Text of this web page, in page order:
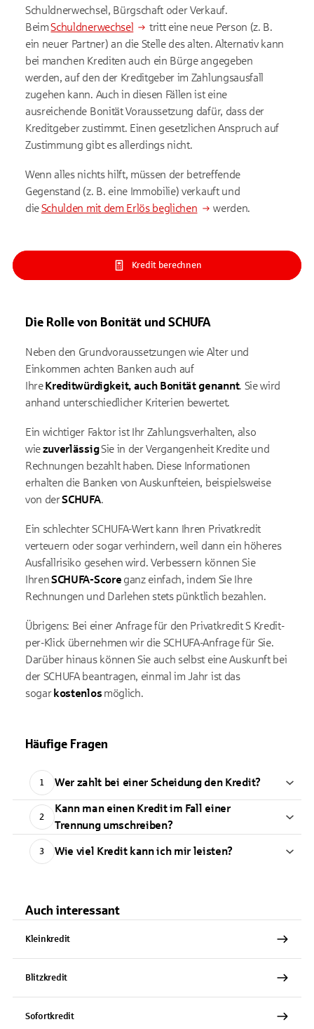
Schuldnerwechsel, Bürgschaft oder Verkauf.
BeimSchuldnerwechsel
tritt eine neue Person (z. B.
ein neuer Partner) an die Stelle des alten. Alternativ kann
bei manchen Krediten auch ein Bürge angegeben
werden, auf den der Kreditgeber im Zahlungsausfall
zugehen kann. Auch in diesen Fällen ist eine
ausreichende Bonität Voraussetzung dafür, dass der
Kreditgeber zustimmt. Einen gesetzlichen Anspruch auf
Zustimmung gibt es allerdings nicht.
Wenn alles nichts hilft, müssen der betreffende
Gegenstand (z. B. eine Immobilie) verkauft und
dieSchulden mit dem Erlös beglichen werden.
Kredit berechnen
Die Rolle von Bonität und SCHUFA
Neben den Grundvoraussetzungen wie Alter und
Einkommen achten Banken auch auf
IhreKreditwürdigkeit, auch Bonität genannt. Sie wird
anhand unterschiedlicher Kriterien bewertet.
Ein wichtiger Faktor ist Ihr Zahlungsverhalten, also
wiezuverlässigSie in der Vergangenheit Kredite und
Rechnungen bezahlt haben. Diese Informationen
erhalten die Banken von Auskunfteien, beispielsweise
von derSCHUFA.
Ein schlechter SCHUFA-Wert kann Ihren Privatkredit
verteuern oder sogar verhindern, weil dann ein höheres
Ausfallrisiko gesehen wird. Verbessern können Sie
IhrenSCHUFA-Score ganz einfach, indem Sie Ihre
Rechnungen und Darlehen stets pünktlich bezahlen.
Übrigens: Bei einer Anfrage für den Privatkredit S Kredit-
per-Klick übernehmen wir die SCHUFA-Anfrage für Sie.
Darüber hinaus können Sie auch selbst eine Auskunft bei
der SCHUFA beantragen, einmal im Jahr ist das
sogar kostenlos möglich.
Häufige Fragen
1 Wer zahlt bei einer Scheidung den Kredit?
2
Kann man einen Kredit im Fall einer
Trennung umschreiben?
3 Wie viel Kredit kann ich mir leisten?
Auch interessant
Kleinkredit
Blitzkredit
Sofortkredit